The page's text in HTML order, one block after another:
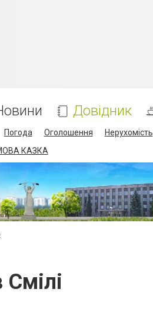
Довідник
Погода Оголошення Нерухомість
КАЗКА
Смілі